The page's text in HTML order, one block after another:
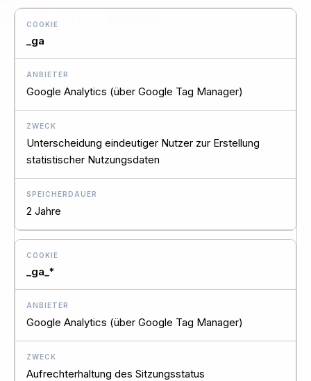
_ga
Google Analytics (über Google Tag Manager)
Unterscheidung eindeutiger Nutzer zur Erstellung
statistischer Nutzungsdaten
2 Jahre
_ga_*
Google Analytics (über Google Tag Manager)
Aufrechterhaltung des Sitzungsstatus